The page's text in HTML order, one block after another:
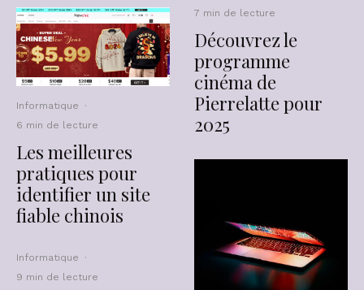
Informatique
·
6 min de lecture
Les meilleures
pratiques pour
identifier un site
fiable chinois
Informatique
·
9 min de lecture
7 min de lecture
Découvrez le
programme
cinéma de
Pierrelatte pour
2025